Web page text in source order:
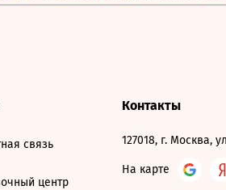
связь
центр
Контакты
127018, г. Москва,
На карте